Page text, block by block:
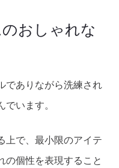
おしゃれな
でありながら洗練され
います。
上で、最小限のアイテ
の個性を表現すること